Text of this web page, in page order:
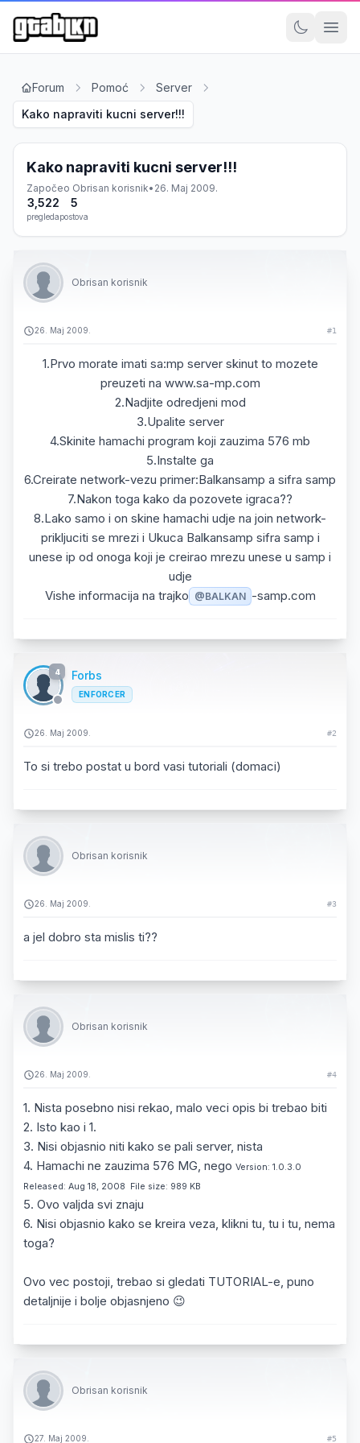
Forum Pomoć
Server
Kako napraviti kucni server!!!
Kako napraviti kucni server!!!
Započeo Obrisan korisnik• 26. Maj 2009.
3,522
pregleda
5
postova
Obrisan korisnik
26. Maj 2009. #1
1.Prvo morate imati sa:mp server skinut to mozete
preuzeti na www.sa-mp.com
2.Nadjite odredjeni mod
3.Upalite server
4.Skinite hamachi program koji zauzima 576 mb
5.Instalte ga
6.Creirate network-vezu primer:Balkansamp a sifra samp
7.Nakon toga kako da pozovete igraca??
8.Lako samo i on skine hamachi udje na join network-
prikljuciti se mrezi i Ukuca Balkansamp sifra samp i
unese ip od onoga koji je creirao mrezu unese u samp i
udje
Vishe informacija na trajko @BALKAN -samp.com
4 Forbs
ENFORCER
26. Maj 2009. #2
To si trebo postat u bord vasi tutoriali (domaci)
Obrisan korisnik
26. Maj 2009. #3
a jel dobro sta mislis ti??
Obrisan korisnik
26. Maj 2009. #4
1. Nista posebno nisi rekao, malo veci opis bi trebao biti
2. Isto kao i 1.
3. Nisi objasnio niti kako se pali server, nista
4. Hamachi ne zauzima 576 MG, nego Version: 1.0.3.0
Released: Aug 18, 2008 File size: 989 KB
5. Ovo valjda svi znaju
6. Nisi objasnio kako se kreira veza, klikni tu, tu i tu, nema
toga?
Ovo vec postoji, trebao si gledati TUTORIAL-e, puno
detaljnije i bolje objasnjeno 😉
Obrisan korisnik
27. Maj 2009. #5